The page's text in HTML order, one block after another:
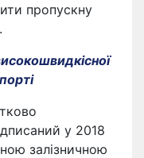
пропускну
у 2018
залізничною